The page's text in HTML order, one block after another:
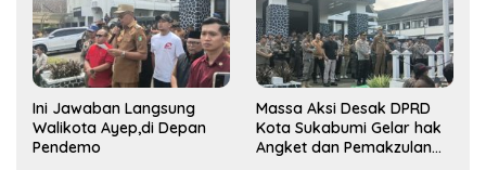
Ini Jawaban Langsung
Walikota Ayep,di Depan
Pendemo
Massa Aksi Desak DPRD
Kota Sukabumi Gelar hak
Angket dan Pemakzulan